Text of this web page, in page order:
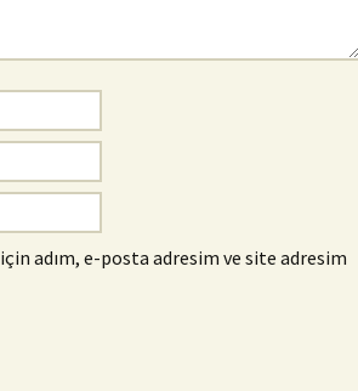
adım, e-posta adresim ve site adresim